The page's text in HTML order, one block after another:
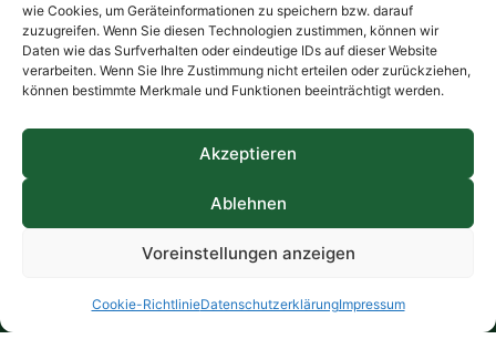
wie Cookies, um Geräteinformationen zu speichern bzw. darauf
zuzugreifen. Wenn Sie diesen Technologien zustimmen, können wir
Daten wie das Surfverhalten oder eindeutige IDs auf dieser Website
verarbeiten. Wenn Sie Ihre Zustimmung nicht erteilen oder zurückziehen,
können bestimmte Merkmale und Funktionen beeinträchtigt werden.
Akzeptieren
Ablehnen
Voreinstellungen anzeigen
Cookie-RichtlinieDatenschutzerklärungImpressum